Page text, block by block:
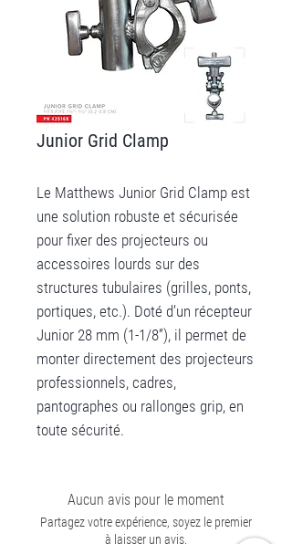
Junior Grid Clamp
Le Matthews Junior Grid Clamp est
une solution robuste et sécurisée
pour fixer des projecteurs ou
accessoires lourds sur des
structures tubulaires (grilles, ponts,
portiques, etc.). Doté d’un récepteur
Junior 28 mm (1-1/8”), il permet de
monter directement des projecteurs
professionnels, cadres,
pantographes ou rallonges grip, en
toute sécurité.
Aucun avis pour le moment
Partagez votre expérience, soyez le premier
à laisser un avis.